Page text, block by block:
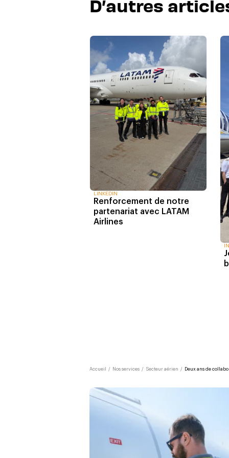
D’autres
LINKEDIN
Renforcement de notre
partenariat avec LATAM
Airlines
Accueil / Nos services / Secteur aérien / Deux ans de